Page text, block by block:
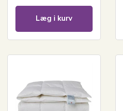
Læg i kurv